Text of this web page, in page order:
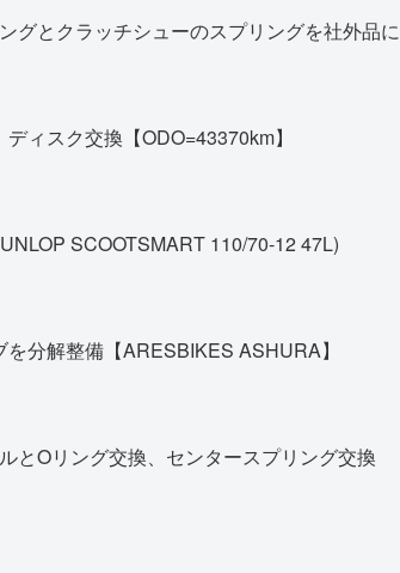
グとクラッチシューのスプリングを社外品に
ィスク交換【ODO=43370km】
SCOOTSMART 110/70-12 47L)
分解整備【ARESBIKES ASHURA】
とOリング交換、センタースプリング交換